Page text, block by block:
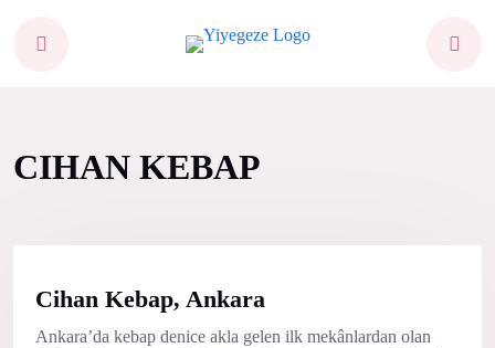
CIHAN KEBAP
Cihan Kebap, Ankara
Ankara’da kebap denice akla gelen ilk mekânlardan olan